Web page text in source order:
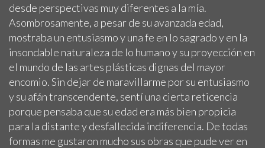
desde perspectivas muy diferentes a la mía.
Asombrosamente, a pesar de su avanzada edad,
mostraba un entusiasmo y una fe en lo sagrado y en la
insondable naturaleza de lo humano y su proyección en
el mundo de las artes plásticas dignas del mayor
encomio. Sin dejar de maravillarme por su entusiasmo
y su afán transcendente, sentí una cierta reticencia
porque pensaba que su edad era más bien propicia
para la distante y desfallecida indiferencia. De todas
formas me gustaron mucho sus obras que pude ver en